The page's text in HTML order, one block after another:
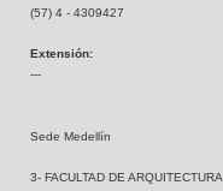
(57) 4 - 4309427
Extensión:
---
Sede Medellín
3- FACULTAD DE ARQUITECTURA